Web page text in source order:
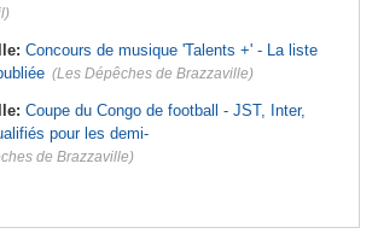
Concours de musique 'Talents +' - La liste
(Les Dépêches de Brazzaville)
Coupe du Congo de football - JST, Inter,
pour les demi-
de Brazzaville)